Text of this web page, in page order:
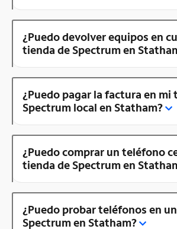
¿Puedo devolver equipos en
tienda de Spectrum en
¿Puedo pagar la factura en mi
Spectrum local en Statham?
¿Puedo comprar un teléfono
tienda de Spectrum en
¿Puedo probar teléfonos en
Spectrum en Statham?